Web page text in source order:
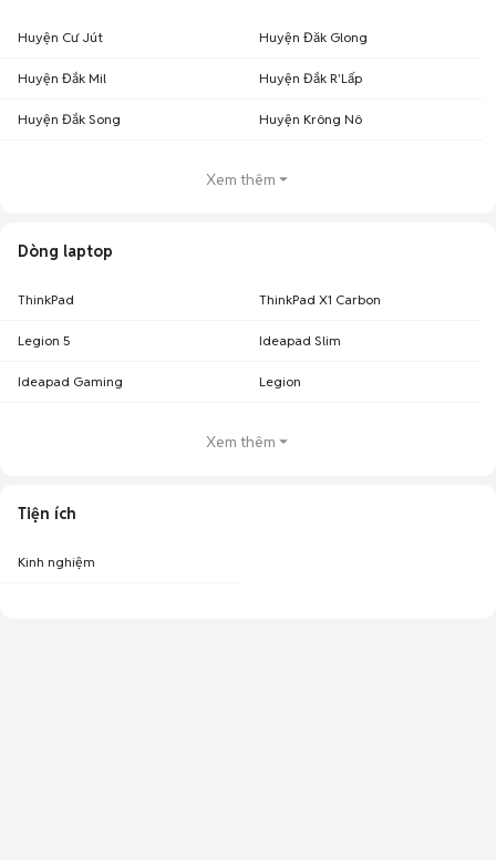
Huyện Cư Jút Huyện Đăk Glong
Huyện Đắk Mil Huyện Đắk R'Lấp
Huyện Đắk Song Huyện Krông Nô
Xem thêm
Dòng laptop
ThinkPad ThinkPad X1 Carbon
Legion 5 Ideapad Slim
Ideapad Gaming Legion
Xem thêm
Tiện ích
Kinh nghiệm